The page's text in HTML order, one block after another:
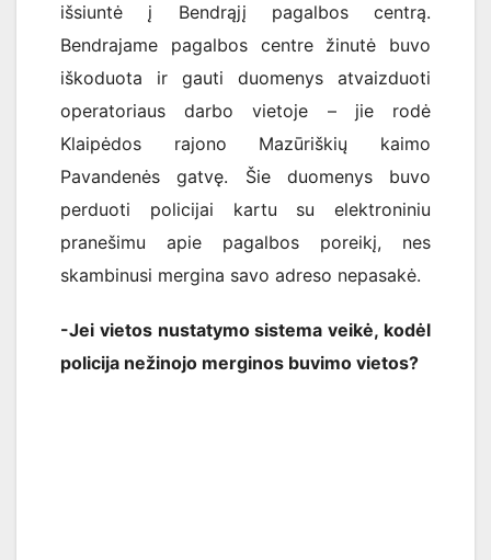
išsiuntė į Bendrąjį pagalbos centrą.
Bendrajame pagalbos centre žinutė buvo
iškoduota ir gauti duomenys atvaizduoti
operatoriaus darbo vietoje – jie rodė
Klaipėdos rajono Mazūriškių kaimo
Pavandenės gatvę. Šie duomenys buvo
perduoti policijai kartu su elektroniniu
pranešimu apie pagalbos poreikį, nes
skambinusi mergina savo adreso nepasakė.
-Jei vietos nustatymo sistema veikė, kodėl
policija nežinojo merginos buvimo vietos?